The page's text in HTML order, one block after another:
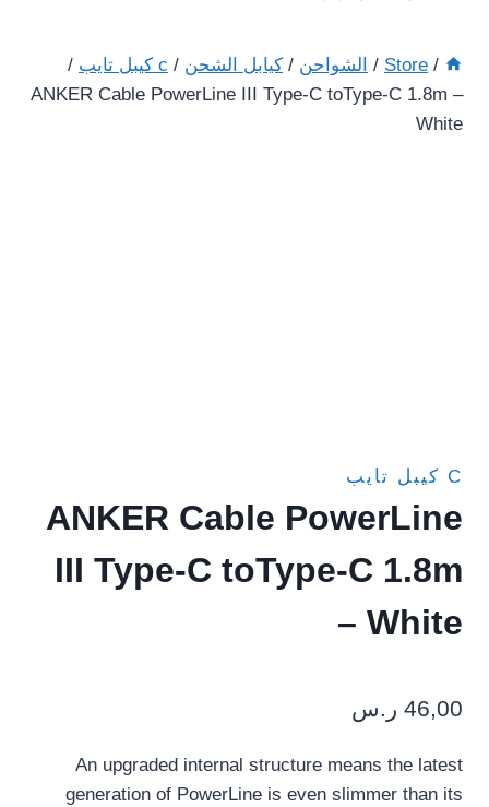
/
Store
/ الشواحن / كيابل الشحن / c كيبل تايب
/
ANKER Cable PowerLine III Type-C toType-C 1.8m –
White
C كيبل تايب
ANKER Cable PowerLine
III Type-C toType-C 1.8m
– White
46,00 ر.س
An upgraded internal structure means the latest
generation of PowerLine is even slimmer than its